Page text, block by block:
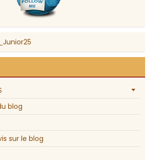
blog
sur le blog